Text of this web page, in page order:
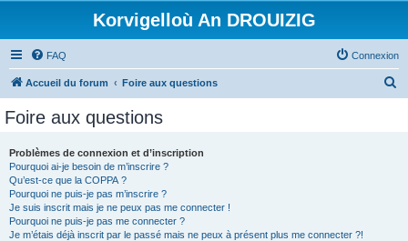
Korvigelloù An DROUIZIG
FAQ Connexion
Accueil du forum Foire aux questions
Foire aux questions
Problèmes de connexion et d’inscription
Pourquoi ai-je besoin de m’inscrire ?
Qu’est-ce que la COPPA ?
Pourquoi ne puis-je pas m’inscrire ?
Je suis inscrit mais je ne peux pas me connecter !
Pourquoi ne puis-je pas me connecter ?
Je m’étais déjà inscrit par le passé mais ne peux à présent plus me connecter ?!